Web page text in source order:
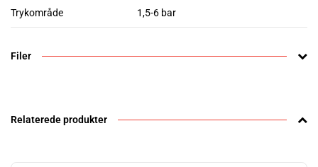
Trykområde 1,5-6 bar
Filer
Relaterede produkter